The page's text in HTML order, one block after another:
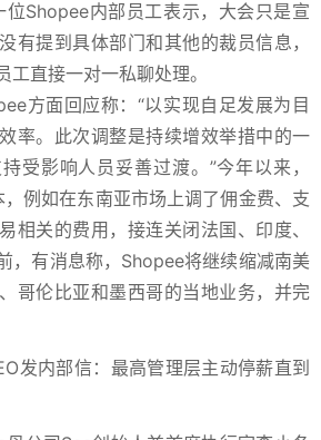
位Shopee内部员工表示，大会只是宣
有提到具体部门和其他的裁员信息，
直接一对一私聊处理。
方面回应称：“以实现自足发展为目
率。此次调整是持续增效举措中的一
受影响人员妥善过渡。”今年以来，
例如在东南亚市场上调了佣金费、支
相关的费用，接连关闭法国、印度、
，有消息称，Shopee将继续缩减南美
哥伦比亚和墨西哥的当地业务，并完
发内部信：最高管理层主动停薪直到